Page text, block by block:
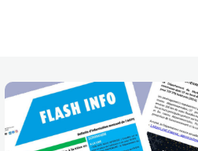
Offres d'emploi dépôt/consultation
Clubs | Promos